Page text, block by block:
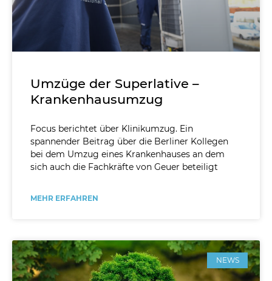
Umzüge der Superlative –
Krankenhausumzug
Focus berichtet über Klinikumzug. Ein
spannender Beitrag über die Berliner Kollegen
bei dem Umzug eines Krankenhauses an dem
sich auch die Fachkräfte von Geuer beteiligt
MEHR ERFAHREN
NEWS